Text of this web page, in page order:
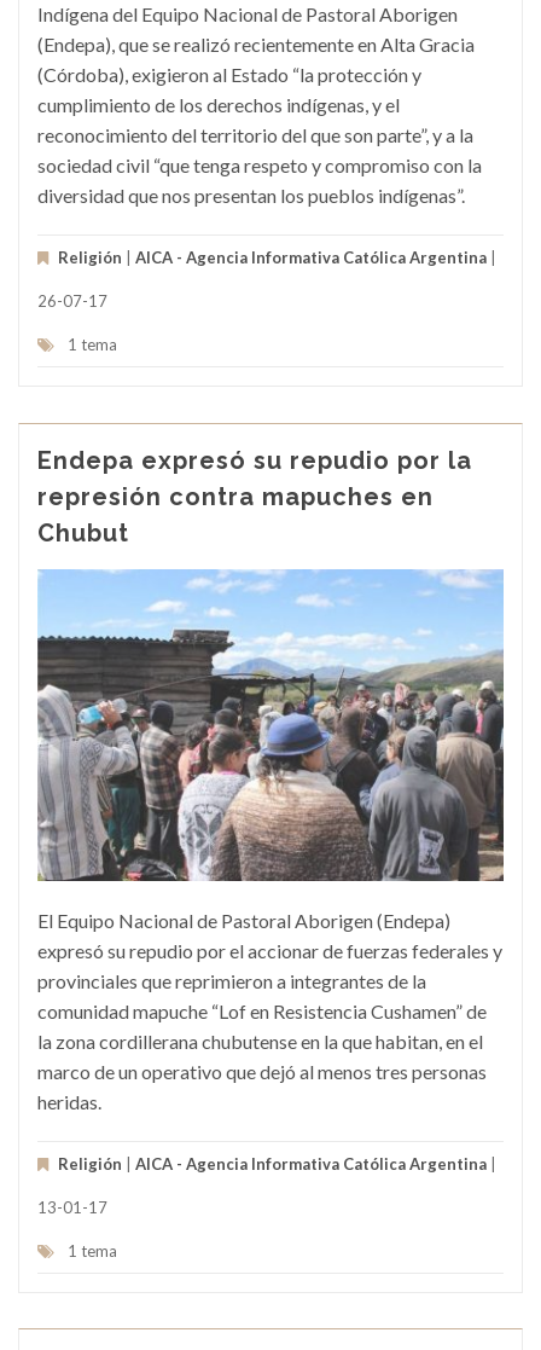
Indígena del Equipo Nacional de Pastoral Aborigen
(Endepa), que se realizó recientemente en Alta Gracia
(Córdoba), exigieron al Estado “la protección y
cumplimiento de los derechos indígenas, y el
reconocimiento del territorio del que son parte”, y a la
sociedad civil “que tenga respeto y compromiso con la
diversidad que nos presentan los pueblos indígenas”.
Religión | AICA - Agencia Informativa Católica Argentina |
26-07-17
1 tema
Endepa expresó su repudio por la
represión contra mapuches en
Chubut
El Equipo Nacional de Pastoral Aborigen (Endepa)
expresó su repudio por el accionar de fuerzas federales y
provinciales que reprimieron a integrantes de la
comunidad mapuche “Lof en Resistencia Cushamen” de
la zona cordillerana chubutense en la que habitan, en el
marco de un operativo que dejó al menos tres personas
heridas.
Religión AICA - Agencia Informativa Católica Argentina
13-01-17
1 tema